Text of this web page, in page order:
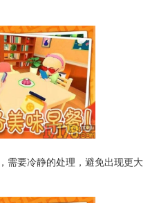
要冷静的处理，避免出现更大